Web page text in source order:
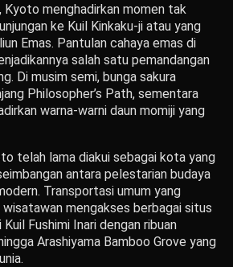
Kyoto menghadirkan momen tak
ke Kuil Kinkaku-ji atau yang
Emas. Pantulan cahaya emas di
salah satu pemandangan
Di musim semi, bunga sakura
Philosopher’s Path, sementara
warna-warni daun momiji yang
telah lama diakui sebagai kota yang
antara pelestarian budaya
Transportasi umum yang
mengakses berbagai situs
Fushimi Inari dengan ribuan
Arashiyama Bamboo Grove yang